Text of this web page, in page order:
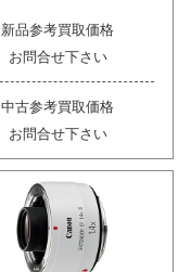
新品参考買取価格
お問合せ下さい
中古参考買取価格
お問合せ下さい